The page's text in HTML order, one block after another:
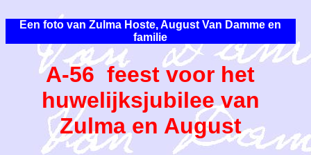
Een foto van Zulma Hoste, August Van Damme en
familie
A-56 feest voor het
huwelijksjubilee van
Zulma en August